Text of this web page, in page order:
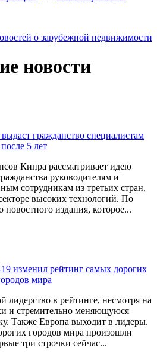
о зарубежной недвижимости
новости
гражданство специалистам
после 5 лет
Кипра рассматривает идею
руководителям и
сотрудникам из третьих стран,
высоких технологий. По
новостного издания, которое...
изменил рейтинг самых дорогих
мира
лидерство в рейтинге, несмотря на
и стремительно меняющуюся
Также Европа выходит в лидеры.
городов мира произошли
три строчки сейчас...